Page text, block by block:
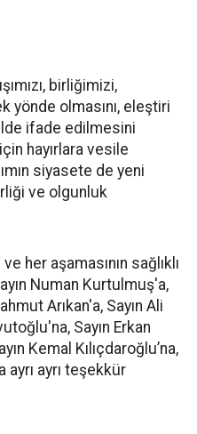
birliğimizi,
olmasını, eleştiri
ifade edilmesini
hayırlara vesile
siyasete de yeni
ve olgunluk
her aşamasının sağlıklı
Numan Kurtulmuş'a,
Arıkan'a, Sayın Ali
Sayın Erkan
Kemal Kılıçdaroğlu’na,
ayrı ayrı teşekkür